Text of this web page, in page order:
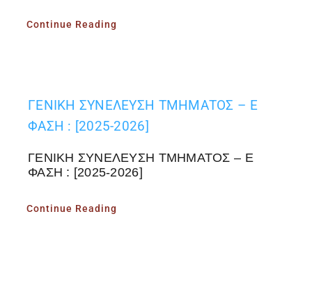
Continue Reading
ΓΕΝΙΚΗ ΣΥΝΕΛΕΥΣΗ ΤΜΗΜΑΤΟΣ – Ε
ΦΑΣΗ : [2025-2026]
ΓΕΝΙΚΗ ΣΥΝΕΛΕΥΣΗ ΤΜΗΜΑΤΟΣ – Ε
ΦΑΣΗ : [2025-2026]
Continue Reading